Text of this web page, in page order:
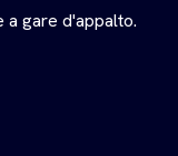
a gare d'appalto.